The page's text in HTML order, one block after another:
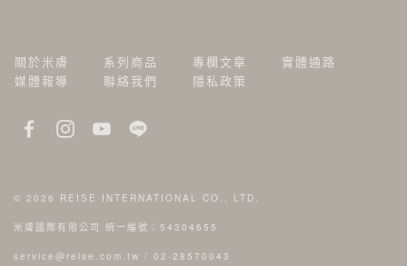
關於米膚 系列商品 專欄文章
實體通路
媒體報導
聯絡我們 隱私政策
© 2026 REISE INTERNATIONAL CO., LTD.
米膚國際有限公司 統一編號：54304655
service@reise.com.tw / 02-28570043